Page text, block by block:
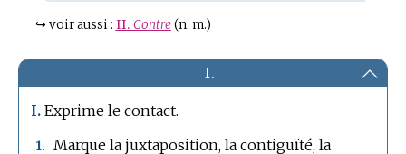
↪ voir aussi : II. Contre (n. m.)
I.
I. Exprime le contact.
1.
Marque la juxtaposition, la contiguïté, la